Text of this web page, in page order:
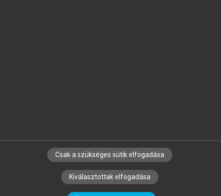
SZERZŐKNEK CÉGEKNEK KÖNYVTÁROSOKNAK
SZERKESZTÉSI ÉS LEKTORÁLÁSI ALAPELVEK
Csak a szükséges sütik elfogadása
Kiválasztottak elfogadása